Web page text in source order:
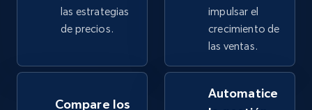
eBay - Collect products from shops on eBay
URL, Product id, Title, Seller name, Seller rating,
Seller reviews, Breadcrumbs, Root category, and
las estrategias
de precios.
impulsar el
crecimiento de
las ventas.
Compare los
Automatice